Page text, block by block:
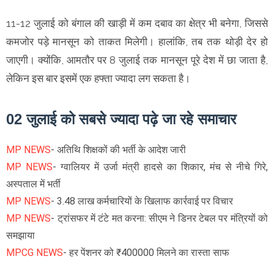
11-12 जुलाई को बंगाल की खाड़ी में कम दबाव का क्षेत्र भी बनेगा, जिससे
कमजोर पड़े मानसून को ताकत मिलेगी। हालांकि, तब तक थोड़ी देर हो
जाएगी। क्योंकि, आमतौर पर 8 जुलाई तक मानसून पूरे देश में छा जाता है,
लेकिन इस बार इसमें एक हफ्ता ज्यादा लग सकता है।
02 जुलाई को सबसे ज्यादा पढ़े जा रहे समाचार
MP NEWS- अतिथि शिक्षकों की भर्ती के आदेश जारी
MP NEWS- ग्वालियर में उर्जा मंत्री हादसे का शिकार, मंच से नीचे गिरे,
अस्पताल में भर्ती
MP NEWS- 3.48 लाख कर्मचारियों के खिलाफ कार्रवाई पर विचार
MP NEWS- ट्रांसफर में टंटे मत करना: सीएम ने डिनर टेबल पर मंत्रियों को
समझाया
MPCG NEWS- हर पेंशनर को ₹400000 मिलने का रास्ता साफ